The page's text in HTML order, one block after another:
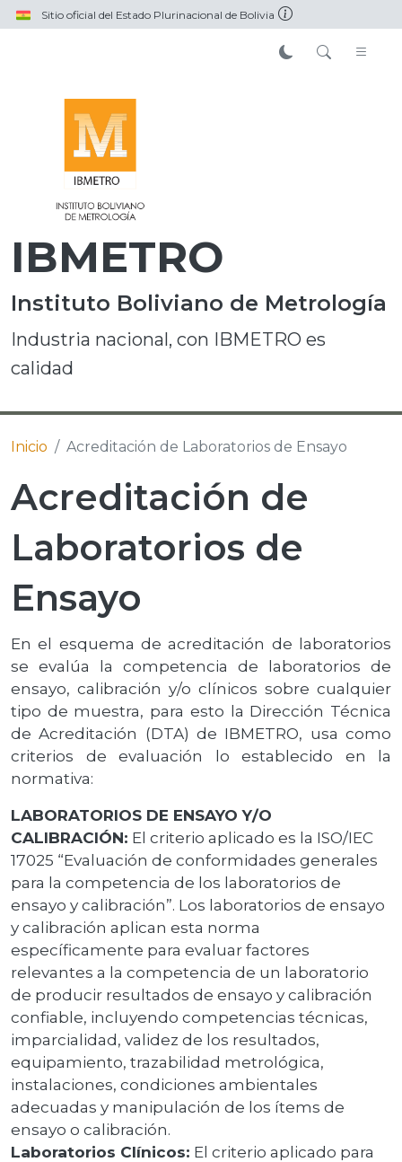
Pasar al contenido principal
Sitio oficial del Estado Plurinacional de Bolivia
IBMETRO
Instituto Boliviano de Metrología
Industria nacional, con IBMETRO es
calidad
Inicio Acreditación de Laboratorios de Ensayo
Acreditación de
Laboratorios de
Ensayo
En el esquema de acreditación de laboratorios
se evalúa la competencia de laboratorios de
ensayo, calibración y/o clínicos sobre cualquier
tipo de muestra, para esto la Dirección Técnica
de Acreditación (DTA) de IBMETRO, usa como
criterios de evaluación lo establecido en la
normativa:
LABORATORIOS DE ENSAYO Y/O
CALIBRACIÓN: El criterio aplicado es la ISO/IEC
17025 “Evaluación de conformidades generales
para la competencia de los laboratorios de
ensayo y calibración”. Los laboratorios de ensayo
y calibración aplican esta norma
específicamente para evaluar factores
relevantes a la competencia de un laboratorio
de producir resultados de ensayo y calibración
confiable, incluyendo competencias técnicas,
imparcialidad, validez de los resultados,
equipamiento, trazabilidad metrológica,
instalaciones, condiciones ambientales
adecuadas y manipulación de los ítems de
ensayo o calibración.
Laboratorios Clínicos: El criterio aplicado para